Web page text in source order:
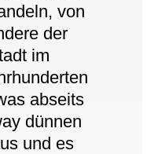
von
der
im
abseits
dünnen
und es